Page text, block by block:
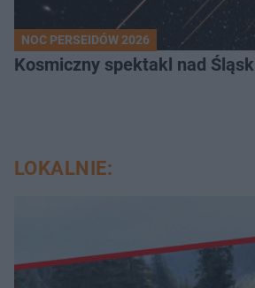
NOC PERSEIDÓW 2026
Kosmiczny spektakl nad
LOKALNIE: